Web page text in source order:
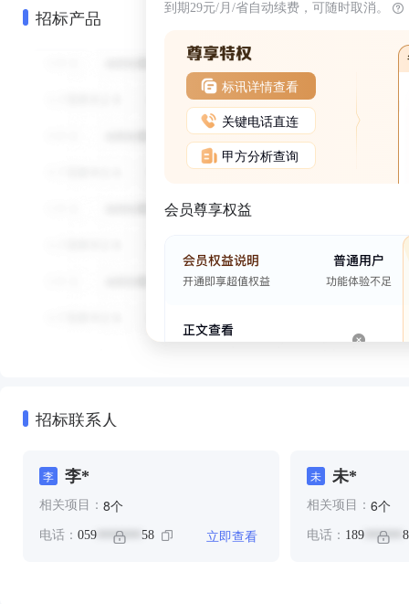
招标产品 到期29元/月/省自动续费，可随时取消。
标讯详情查看
关键电话直连
甲方分析查询
会员尊享权益
招标联系人
李 李*
相关项目： 8个
电话： 059 ******* 58 立即查看
未 未*
相关项目： 6个
电话： 189******